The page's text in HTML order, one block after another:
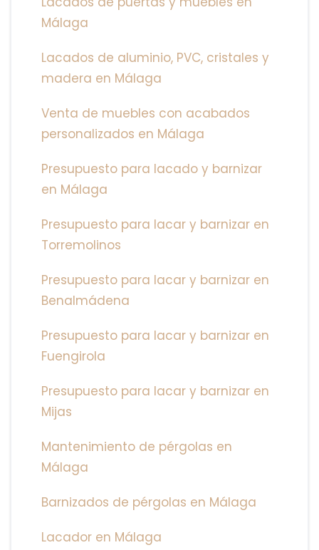
Málaga
Lacados de aluminio, PVC, cristales y
madera en Málaga
Venta de muebles con acabados
personalizados en Málaga
Presupuesto para lacado y barnizar
en Málaga
Presupuesto para lacar y barnizar en
Torremolinos
Presupuesto para lacar y barnizar en
Benalmádena
Presupuesto para lacar y barnizar en
Fuengirola
Presupuesto para lacar y barnizar en
Mijas
Mantenimiento de pérgolas en
Málaga
Barnizados de pérgolas en Málaga
Lacador en Málaga